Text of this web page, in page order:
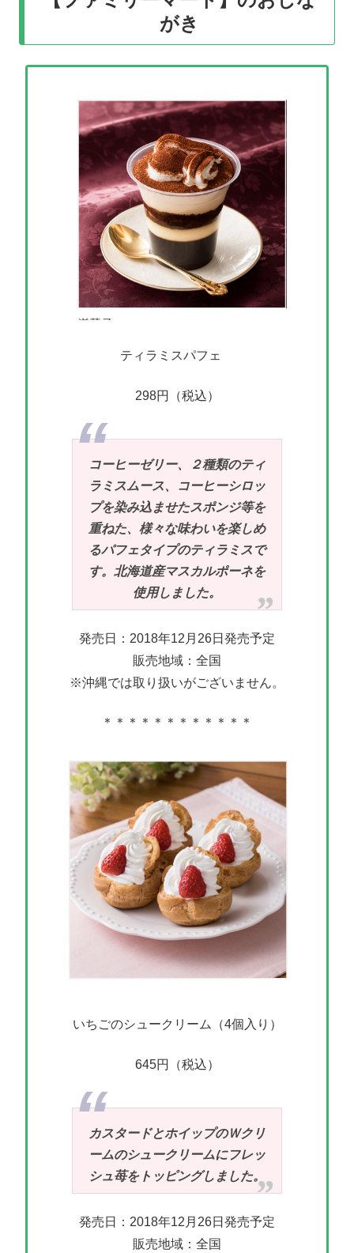
がき
ティラミスパフェ
298円（税込）
コーヒーゼリー、２種類のティ
ラミスムース、コーヒーシロッ
プを染み込ませたスポンジ等を
重ねた、様々な味わいを楽しめ
るパフェタイプのティラミスで
す。北海道産マスカルポーネを
使用しました。
発売日：2018年12月26日発売予定
販売地域：全国
※沖縄では取り扱いがございません。
＊＊＊＊＊＊＊＊＊＊＊＊
いちごのシュークリーム（4個入り）
645円（税込）
カスタードとホイップのＷクリ
ームのシュークリームにフレッ
シュ苺をトッピングしました。
発売日：2018年12月26日発売予定
販売地域：全国